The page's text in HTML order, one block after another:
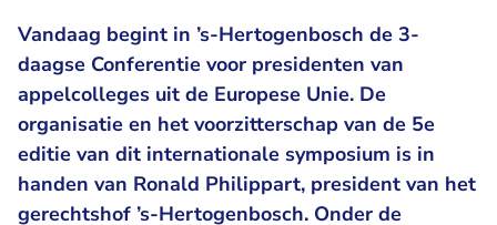
Vandaag begint in ’s-Hertogenbosch de 3-
daagse Conferentie voor presidenten van
appelcolleges uit de Europese Unie. De
organisatie en het voorzitterschap van de 5e
editie van dit internationale symposium is in
handen van Ronald Philippart, president van het
gerechtshof ’s-Hertogenbosch. Onder de